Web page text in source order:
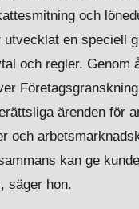
och
utvecklat en speciell
och regler.
ärenden för
och
kan ge
säger hon.